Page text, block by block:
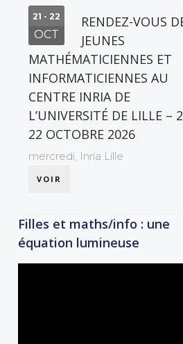
21 - 22
OCT
RENDEZ-VOUS
JEUNES
MATHÉMATICIENNES ET
INFORMATICIENNES AU
CENTRE INRIA DE
L’UNIVERSITÉ DE LILLE –
22 OCTOBRE 2026
mercredi, Inria Lille
VOIR
Filles et maths/info : une
équation lumineuse